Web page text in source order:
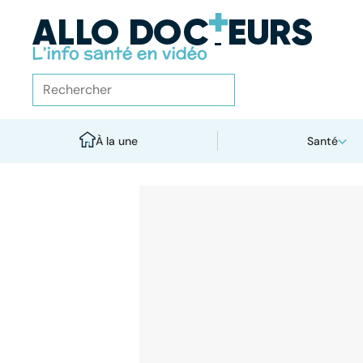
À la une Santé